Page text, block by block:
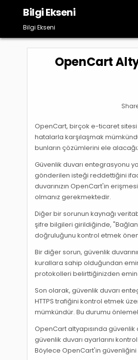
content
Bilgi Ekseni
Bilgi Ekseni
OpenCart
OpenCart, birçok e-ticaret sitesi
hatalarla karşılaşmak
bunların çözümlerini ele
Güvenlik duvarı entegrasyonu
gönderilen isteği reddettiğini
duvarınızın OpenCart'in
olmanız gerekmektedir.
Diğer bir sorunun kaynağı
şifre bilgileri girildiğinde,
doğruluğunu kontrol etmek
Bir diğer sorun, güvenlik
kurallara sahip olduğundan
protokolleri belirttiğinizden emin
Son olarak, güvenlik duvarı
HTTPS trafiğini kontrol etmek
mümkündür. Bu durumu
OpenCart altyapısında güvenlik
güvenlik duvarı ayarlarını
Böylece OpenCart'in